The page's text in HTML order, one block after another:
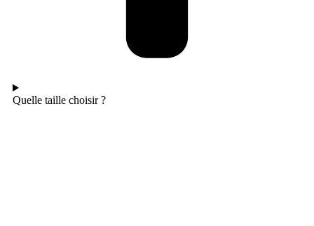
Quelle taille choisir ?